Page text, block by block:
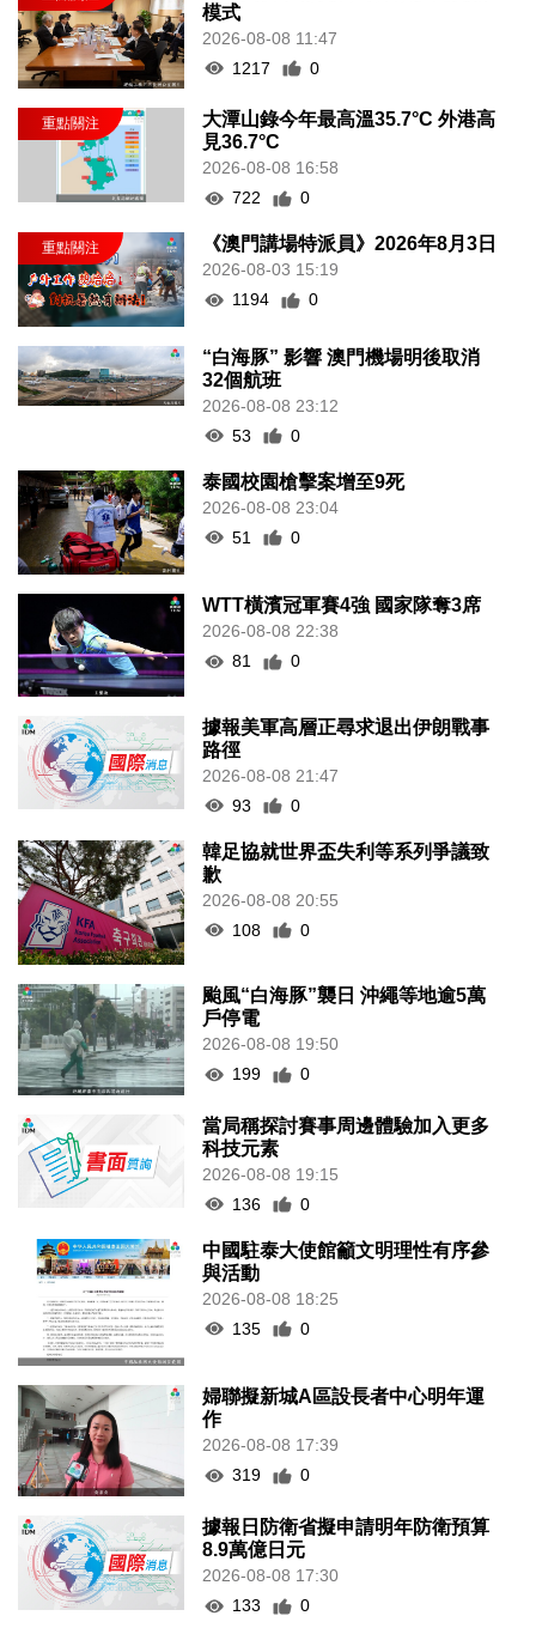
模式
2026-08-08 11:47
1217
0
大潭山錄今年最高溫35.7°C 外港高
見36.7°C
2026-08-08 16:58
722
0
《澳門講場特派員》2026年8月3日
2026-08-03 15:19
1194
0
“白海豚” 影響 澳門機場明後取消
32個航班
2026-08-08 23:12
53
0
泰國校園槍擊案增至9死
2026-08-08 23:04
51
0
WTT橫濱冠軍賽4強 國家隊奪3席
2026-08-08 22:38
81
0
據報美軍高層正尋求退出伊朗戰事
路徑
2026-08-08 21:47
93
0
韓足協就世界盃失利等系列爭議致
歉
2026-08-08 20:55
108
0
颱風“白海豚”襲日 沖繩等地逾5萬
戶停電
2026-08-08 19:50
199
0
當局稱探討賽事周邊體驗加入更多
科技元素
2026-08-08 19:15
136
0
中國駐泰大使館籲文明理性有序參
與活動
2026-08-08 18:25
135
0
婦聯擬新城A區設長者中心明年運
作
2026-08-08 17:39
319
0
據報日防衛省擬申請明年防衛預算
8.9萬億日元
2026-08-08 17:30
133
0